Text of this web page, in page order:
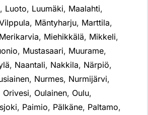
, Luoto, Luumäki, Maalahti,
, Mäntyharju, Marttila,
Merikarvia, Miehikkälä, Mikkeli,
, Mustasaari, Muurame,
, Naantali, Nakkila, Närpiö,
, Nurmes, Nurmijärvi,
Orivesi, Oulainen, Oulu,
, Paimio, Pälkäne, Paltamo,